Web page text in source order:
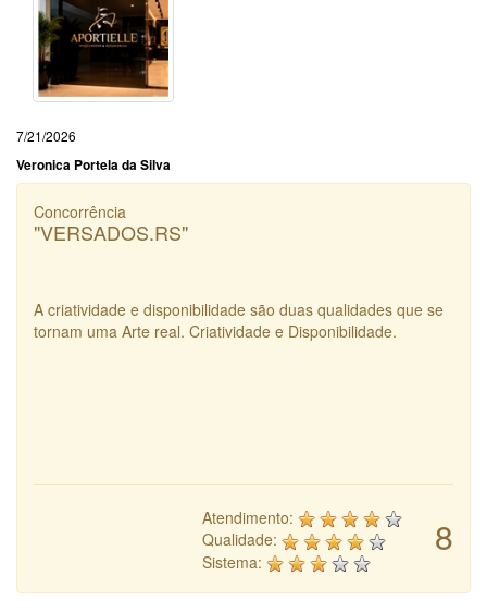
7/21/2026
Veronica Portela da Silva
Concorrência
"VERSADOS.RS"
A criatividade e disponibilidade são duas qualidades que se
tornam uma Arte real. Criatividade e Disponibilidade.
8
Atendimento:
Qualidade:
Sistema: